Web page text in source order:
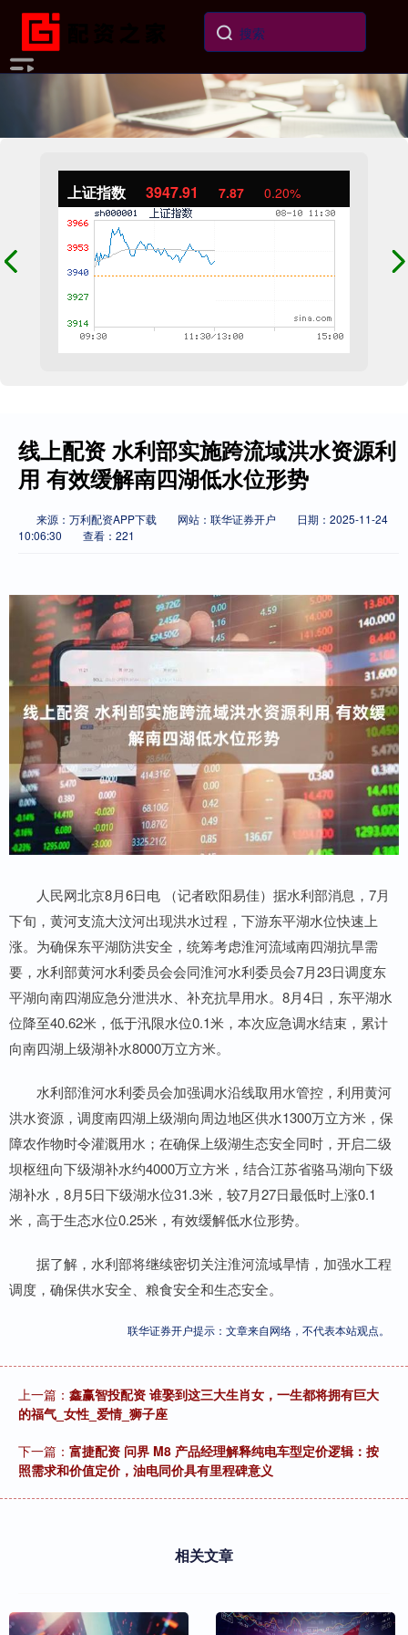
上证指数 3947.91 7.87 0.20%
线上配资 水利部实施跨流域洪水资源利
用 有效缓解南四湖低水位形势
来源：万利配资APP下载 网站：联华证券开户
日期：2025-11-24
10:06:30
查看：221
人民网北京8月6日电 （记者欧阳易佳）据水利部消息，7月
下旬，黄河支流大汶河出现洪水过程，下游东平湖水位快速上
涨。为确保东平湖防洪安全，统筹考虑淮河流域南四湖抗旱需
要，水利部黄河水利委员会会同淮河水利委员会7月23日调度东
平湖向南四湖应急分泄洪水、补充抗旱用水。8月4日，东平湖水
位降至40.62米，低于汛限水位0.1米，本次应急调水结束，累计
向南四湖上级湖补水8000万立方米。
水利部淮河水利委员会加强调水沿线取用水管控，利用黄河
洪水资源，调度南四湖上级湖向周边地区供水1300万立方米，保
障农作物时令灌溉用水；在确保上级湖生态安全同时，开启二级
坝枢纽向下级湖补水约4000万立方米，结合江苏省骆马湖向下级
湖补水，8月5日下级湖水位31.3米，较7月27日最低时上涨0.1
米，高于生态水位0.25米，有效缓解低水位形势。
据了解，水利部将继续密切关注淮河流域旱情，加强水工程
调度，确保供水安全、粮食安全和生态安全。
联华证券开户提示：文章来自网络，不代表本站观点。
上一篇： 鑫赢智投配资 谁娶到这三大生肖女，一生都将拥有巨大
的福气_女性_爱情_狮子座
下一篇： 富捷配资 问界 M8 产品经理解释纯电车型定价逻辑：按
照需求和价值定价，油电同价具有里程碑意义
相关文章